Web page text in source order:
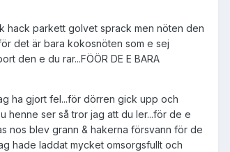
hack parkett golvet sprack men nöten den
det är bara kokosnöten som e sej
den e du rar...FÖÖR DE E BARA
ha gjort fel...för dörren gick upp och
henne ser så tror jag att du ler...för de e
nos blev grann & hakerna försvann för de
hade laddat mycket omsorgsfullt och